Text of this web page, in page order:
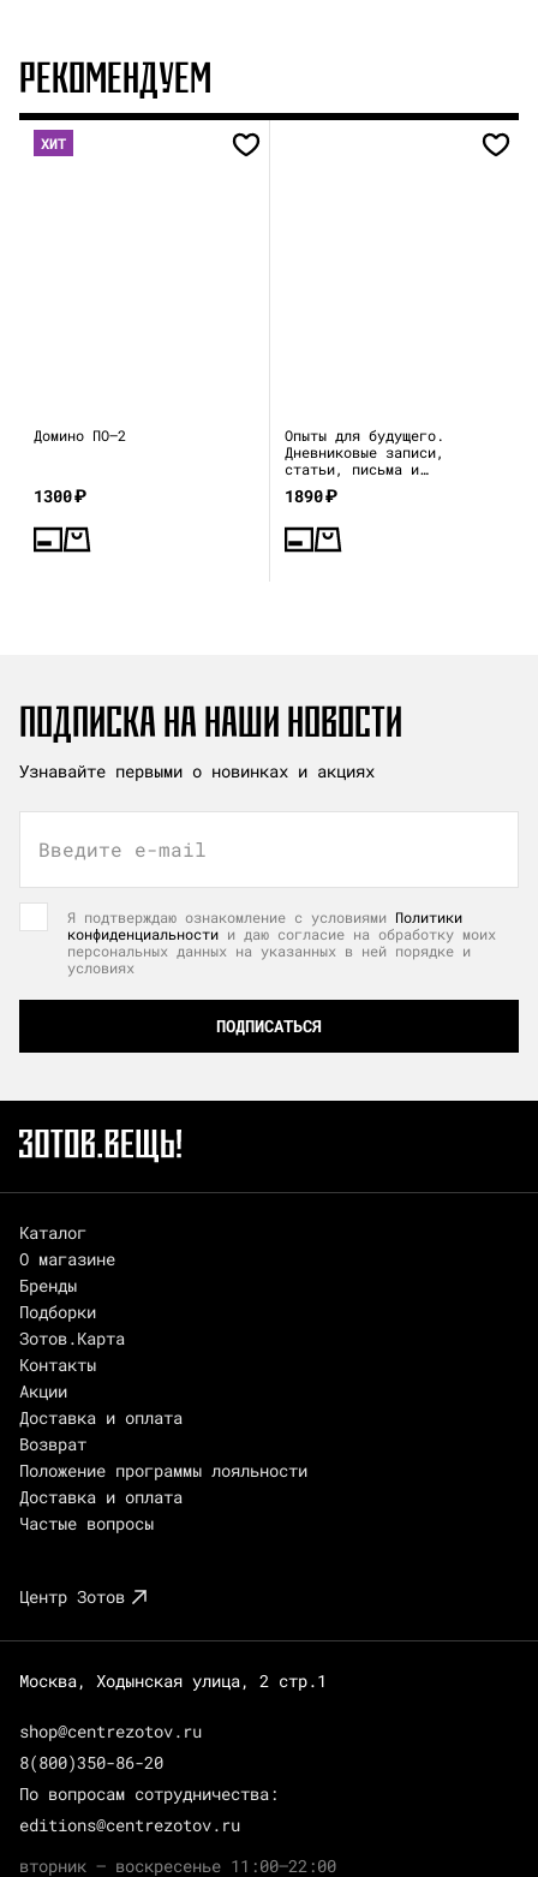
РЕКОМЕНДУЕМ
ХИТ
Домино ПО—2
1300₽
Опыты для будущего.
Дневниковые записи,
статьи, письма и
воспоминания
1890₽
ПОДПИСКА НА НАШИ НОВОСТИ
Узнавайте первыми о новинках и акциях
Введите e-mail
Я подтверждаю ознакомление с условиями Политики
конфиденциальности и даю согласие на обработку моих
персональных данных на указанных в ней порядке и
условиях
ПОДПИСАТЬСЯ
Каталог
О магазине
Бренды
Подборки
Зотов.Карта
Контакты
Акции
Доставка и оплата
Возврат
Положение программы лояльности
Доставка и оплата
Частые вопросы
Центр Зотов
Москва, Ходынская улица, 2 стр.1
shop@centrezotov.ru
8(800)350-86-20
По вопросам сотрудничества:
editions@centrezotov.ru
вторник — воскресенье 11:00–22:00